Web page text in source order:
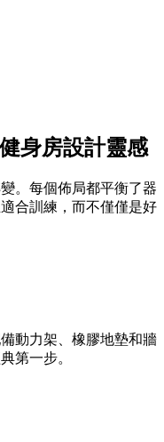
身房設計靈感
。每個佈局都平衡了器
合訓練，而不僅僅是好
動力架、橡膠地墊和牆
第一步。